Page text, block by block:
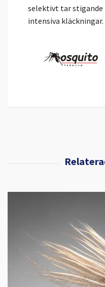
selektivt tar
intensiva kläckningar.